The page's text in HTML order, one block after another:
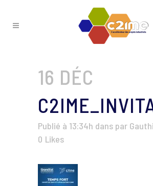
16 DÉC
Publié à 13:34h dans par
0 Likes